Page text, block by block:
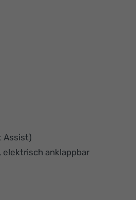
Assist)
elektrisch anklappbar